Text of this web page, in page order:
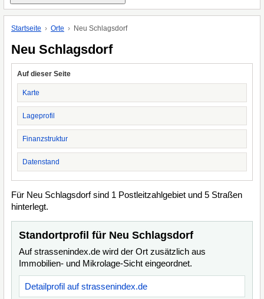
Startseite Orte Neu Schlagsdorf
Neu Schlagsdorf
Auf dieser Seite
Karte
Lageprofil
Finanzstruktur
Datenstand
Für Neu Schlagsdorf sind 1 Postleitzahlgebiet und 5 Straßen
hinterlegt.
Standortprofil für Neu Schlagsdorf
Auf strassenindex.de wird der Ort zusätzlich aus
Immobilien- und Mikrolage-Sicht eingeordnet.
Detailprofil auf strassenindex.de